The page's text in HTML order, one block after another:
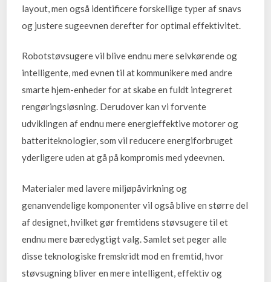
layout, men også identificere forskellige typer af snavs
og justere sugeevnen derefter for optimal effektivitet.
Robotstøvsugere vil blive endnu mere selvkørende og
intelligente, med evnen til at kommunikere med andre
smarte hjem-enheder for at skabe en fuldt integreret
rengøringsløsning. Derudover kan vi forvente
udviklingen af endnu mere energieffektive motorer og
batteriteknologier, som vil reducere energiforbruget
yderligere uden at gå på kompromis med ydeevnen.
Materialer med lavere miljøpåvirkning og
genanvendelige komponenter vil også blive en større del
af designet, hvilket gør fremtidens støvsugere til et
endnu mere bæredygtigt valg. Samlet set peger alle
disse teknologiske fremskridt mod en fremtid, hvor
støvsugning bliver en mere intelligent, effektiv og